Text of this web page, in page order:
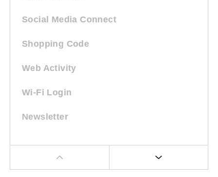
Social Media Connect
Shopping Code
Web Activity
Wi-Fi Login
Newsletter